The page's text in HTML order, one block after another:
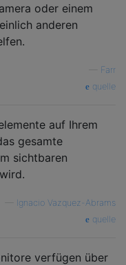
oder einem
anderen
Farr
quelle
auf Ihrem
gesamte
sichtbaren
Ignacio Vazquez-Abrams
quelle
verfügen über